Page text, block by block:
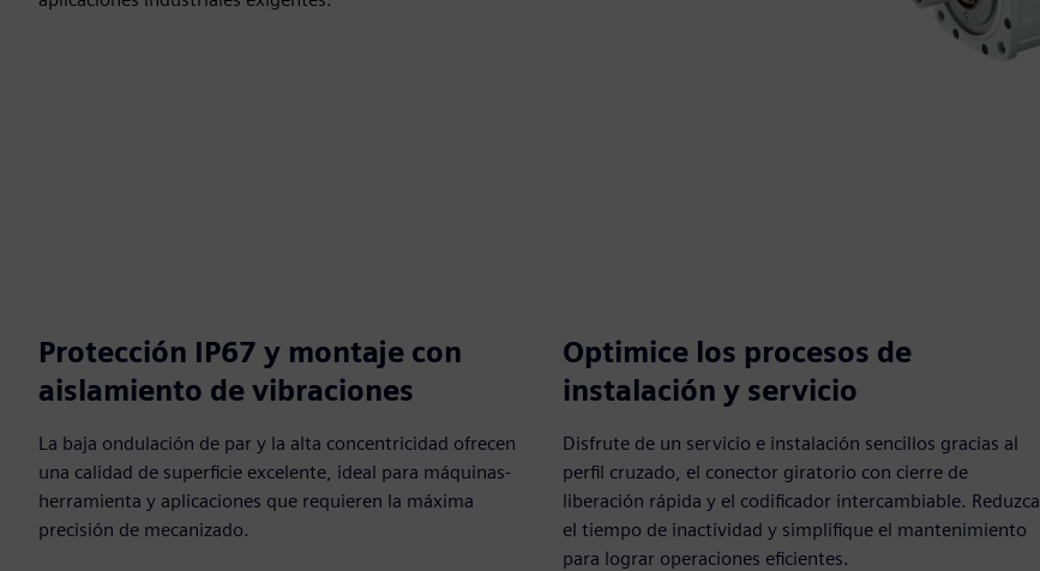
Protección IP67 y montaje con
aislamiento de vibraciones
La baja ondulación de par y la alta concentricidad ofrecen
una calidad de superficie excelente, ideal para máquinas-
herramienta y aplicaciones que requieren la máxima
precisión de mecanizado.
Optimice los procesos de
instalación y servicio
Disfrute de un servicio e instalación sencillos gracias al
perfil cruzado, el conector giratorio con cierre de
liberación rápida y el codificador intercambiable. Reduzca
el tiempo de inactividad y simplifique el mantenimiento
para lograr operaciones eficientes.